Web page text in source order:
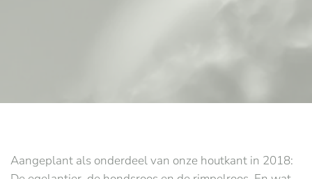
Aangeplant als onderdeel van onze houtkant in 2018: